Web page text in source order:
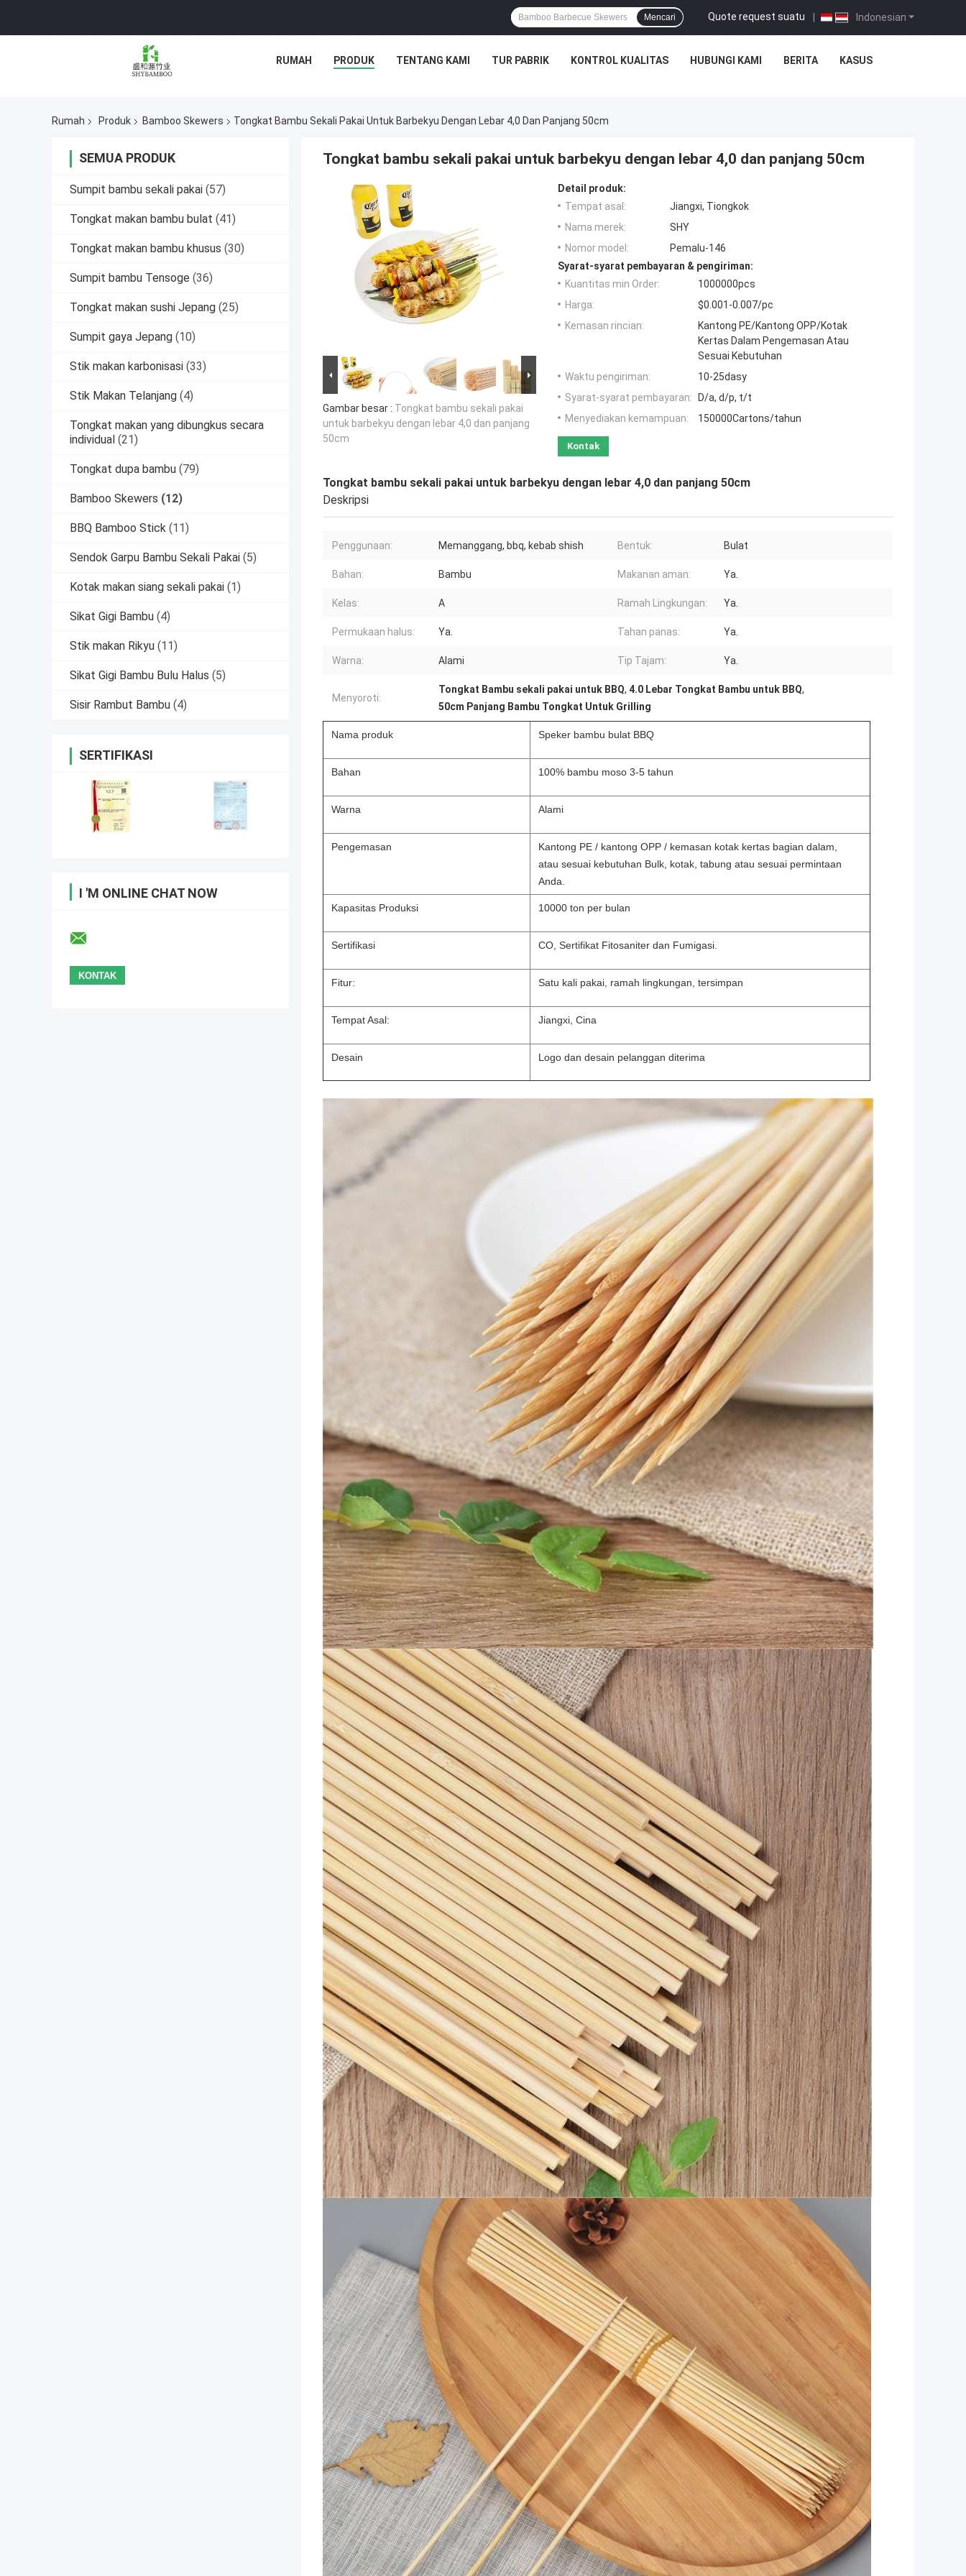
Indonesian
Quote request suatu |
Mencari
RUMAH PRODUK TENTANG KAMI TUR PABRIK KONTROL KUALITAS HUBUNGI KAMI BERITA KASUS
Rumah Produk Bamboo Skewers Tongkat Bambu Sekali Pakai Untuk Barbekyu Dengan Lebar 4,0 Dan Panjang 50cm
SEMUA PRODUK
Sumpit bambu sekali pakai (57)
Tongkat makan bambu bulat (41)
Tongkat makan bambu khusus (30)
Sumpit bambu Tensoge (36)
Tongkat makan sushi Jepang (25)
Sumpit gaya Jepang (10)
Stik makan karbonisasi (33)
Stik Makan Telanjang (4)
Tongkat makan yang dibungkus secara
individual (21)
Tongkat dupa bambu (79)
Bamboo Skewers (12)
BBQ Bamboo Stick (11)
Sendok Garpu Bambu Sekali Pakai (5)
Kotak makan siang sekali pakai (1)
Sikat Gigi Bambu (4)
Stik makan Rikyu (11)
Sikat Gigi Bambu Bulu Halus (5)
Sisir Rambut Bambu (4)
SERTIFIKASI
I 'M ONLINE CHAT NOW
Tongkat bambu sekali pakai untuk barbekyu dengan lebar 4,0 dan panjang 50cm
Gambar besar : Tongkat bambu sekali pakai
untuk barbekyu dengan lebar 4,0 dan panjang
50cm
Detail produk:
Tempat asal:
Jiangxi, Tiongkok
Nama merek:
SHY
Nomor model:
Pemalu-146
Syarat-syarat pembayaran & pengiriman:
Kuantitas min Order:
1000000pcs
Harga:
$0.001-0.007/pc
Kemasan rincian:
Kantong PE/Kantong OPP/Kotak
Kertas Dalam Pengemasan Atau
Sesuai Kebutuhan
Waktu pengiriman:
10-25dasy
Syarat-syarat pembayaran:
D/a, d/p, t/t
Menyediakan kemampuan:
150000Cartons/tahun
Kontak
Tongkat bambu sekali pakai untuk barbekyu dengan lebar 4,0 dan panjang 50cm
Deskripsi
Penggunaan: Memanggang, bbq, kebab shish Bentuk: Bulat
Bahan: Bambu Makanan aman: Ya.
Kelas: A Ramah Lingkungan: Ya.
Permukaan halus: Ya. Tahan panas: Ya.
Warna: Alami Tip Tajam: Ya.
Menyoroti:
Tongkat Bambu sekali pakai untuk BBQ, 4.0 Lebar Tongkat Bambu untuk BBQ,
50cm Panjang Bambu Tongkat Untuk Grilling
Nama produk Speker bambu bulat BBQ
Bahan 100% bambu moso 3-5 tahun
Warna Alami
Pengemasan
Kantong PE / kantong OPP / kemasan kotak kertas bagian dalam,
atau sesuai kebutuhan Bulk, kotak, tabung atau sesuai permintaan
Anda.
Kapasitas Produksi 10000 ton per bulan
Sertifikasi CO, Sertifikat Fitosaniter dan Fumigasi.
Fitur: Satu kali pakai, ramah lingkungan, tersimpan
Tempat Asal: Jiangxi, Cina
Desain Logo dan desain pelanggan diterima